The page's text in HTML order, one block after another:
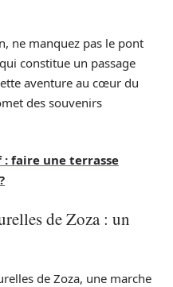
ne manquez pas le pont
constitue un passage
aventure au cœur du
des souvenirs
faire une terrasse
de Zoza : un
de Zoza, une marche